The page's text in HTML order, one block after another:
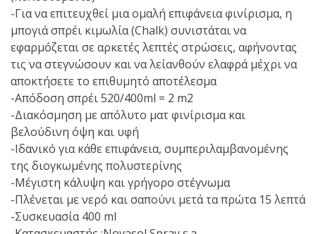
-Για να επιτευχθεί μια ομαλή επιφάνεια φινίρισμα, η
μπογιά σπρέι κιμωλία (Chalk) συνιστάται να
εφαρμόζεται σε αρκετές λεπτές στρώσεις, αφήνοντας
τις να στεγνώσουν και να λείανθούν ελαφρά μέχρι να
αποκτήσετε το επιθυμητό αποτέλεσμα
-Απόδοση σπρέι 520/400ml = 2 m2
-Διακόσμηση με απόλυτο ματ φινίρισμα και
βελούδινη όψη και υφή
-Ιδανικό για κάθε επιφάνεια, συμπεριλαμβανομένης
της διογκωμένης πολυστερίνης
-Μέγιστη κάλυψη και γρήγορο στέγνωμα
-Πλένεται με νερό και σαπούνι μετά τα πρώτα 15 λεπτά
-Συσκευασία 400 ml